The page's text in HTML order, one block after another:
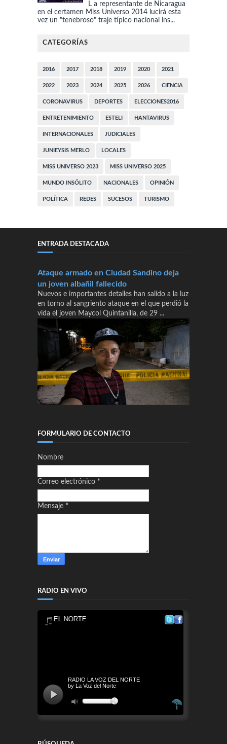
L a representante de Nicaragua
en el certamen Miss Universo 2014 lucirá esta
vez un "tenebroso" traje típico nacional ins...
CATEGORÍAS
2016 2017 2018 2019 2020 2021
2022 2023 2024 2025 2026 CIENCIA
CORONAVIRUS DEPORTES ELECCIONES2016
ENTRETENIMIENTO ESTELI HANTAVIRUS
INTERNACIONALES JUDICIALES
JUNIEYSIS MERLO LOCALES
MISS UNIVERSO 2023 MISS UNIVERSO 2025
MUNDO INSÓLITO NACIONALES OPINIÓN
POLÍTICA REDES SUCESOS TURISMO
ENTRADA DESTACADA
Ataque armado en Ciudad Sandino deja
un joven albañil fallecido
Nuevos e importantes detalles han salido a la luz
en torno al sangriento ataque en el que perdió la
vida el joven Maycol Quintanilla, de 29 ...
FORMULARIO DE CONTACTO
Nombre
Correo electrónico *
Mensaje *
RADIO EN VIVO